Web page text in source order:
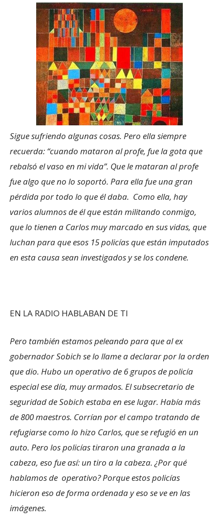
Sigue sufriendo algunas cosas. Pero ella siempre
recuerda: “cuando mataron al profe, fue la gota que
rebalsó el vaso en mi vida”. Que le mataran al profe
fue algo que no lo soportó. Para ella fue una gran
pérdida por todo lo que él daba. Como ella, hay
varios alumnos de él que están militando conmigo,
que lo tienen a Carlos muy marcado en sus vidas, que
luchan para que esos 15 policías que están imputados
en esta causa sean investigados y se los condene.
EN LA RADIO HABLABAN DE TI
Pero también estamos peleando para que al ex
gobernador Sobich se lo llame a declarar por la orden
que dio. Hubo un operativo de 6 grupos de policía
especial ese día, muy armados. El subsecretario de
seguridad de Sobich estaba en ese lugar. Había más
de 800 maestros. Corrían por el campo tratando de
refugiarse como lo hizo Carlos, que se refugió en un
auto. Pero los policías tiraron una granada a la
cabeza, eso fue así: un tiro a la cabeza. ¿Por qué
hablamos de operativo? Porque estos policías
hicieron eso de forma ordenada y eso se ve en las
imágenes.